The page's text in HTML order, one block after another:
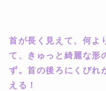
首が長く見えて、何よ
て、きゅっと綺麗な形
ず。首の後ろにくびれ
える！